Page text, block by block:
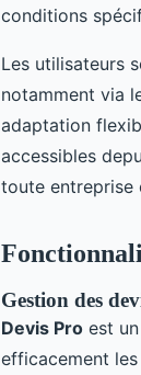
conditions
Les utilisateurs
notamment via
adaptation
accessibles
toute entreprise
Gestion des
Devis Pro est un
efficacement